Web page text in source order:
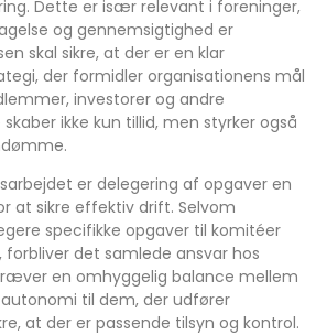
Dette er især relevant i foreninger,
og gennemsigtighed er
skal sikre, at der er en klar
der formidler organisationens mål
investorer og andre
ikke kun tillid, men styrker også
er delegering af opgaver en
at sikre effektiv drift. Selvom
specifikke opgaver til komitéer
forbliver det samlede ansvar hos
en omhyggelig balance mellem
til dem, der udfører
at der er passende tilsyn og kontrol.